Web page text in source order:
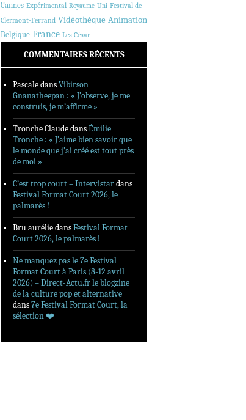
Cannes Expérimental Royaume-Uni Festival de
Clermont-Ferrand Vidéothèque Animation
Belgique France Les César
COMMENTAIRES RÉCENTS
PascaledansVibirson
Gnanatheepan : « J’observe, je me
construis, je m’affirme »
Tronche ClaudedansÉmilie
Tronche : « J’aime bien savoir que
le monde que j’ai créé est tout près
de moi »
C’est trop court – Intervistardans
Festival Format Court 2026, le
palmarès !
Bru auréliedansFestival Format
Court 2026, le palmarès !
Ne manquez pas le 7e Festival
Format Court à Paris (8-12 avril
2026) – Direct-Actu.fr le blogzine
de la culture pop et alternative
dans7e Festival Format Court, la
sélection ❤️‍